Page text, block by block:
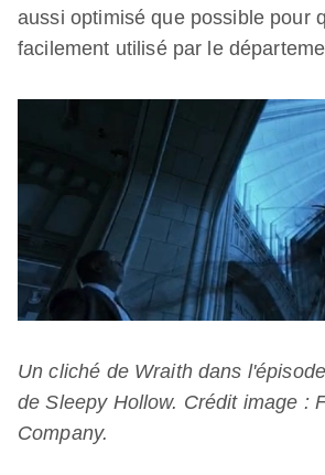
aussi optimisé que possible pour
facilement utilisé par le
Un cliché de Wraith dans
de Sleepy Hollow. Crédit image :
Company.